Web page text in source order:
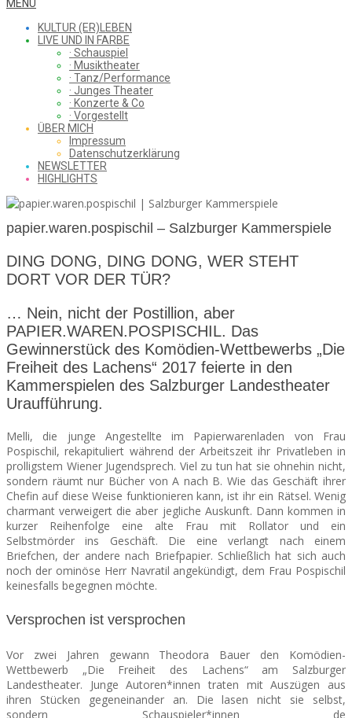
WHAT
SAW
FROM
THE
CHEAP
SEATS
Menu
MENU
KULTUR (ER)LEBEN
LIVE UND IN FARBE
· Schauspiel
· Musiktheater
· Tanz/Performance
· Junges Theater
· Konzerte & Co
· Vorgestellt
ÜBER MICH
Impressum
Datenschutzerklärung
NEWSLETTER
HIGHLIGHTS
papier.waren.pospischil – Salzburger Kammerspiele
DING DONG, DING DONG, WER STEHT
DORT VOR DER TÜR?
… Nein, nicht der Postillion, aber
PAPIER.WAREN.POSPISCHIL. Das
Gewinnerstück des Komödien-Wettbewerbs „Die
Freiheit des Lachens“ 2017 feierte in den
Kammerspielen des Salzburger Landestheater
Uraufführung.
Melli, die junge Angestellte im Papierwarenladen von Frau
Pospischil, rekapituliert während der Arbeitszeit ihr Privatleben in
prolligstem Wiener Jugendsprech. Viel zu tun hat sie ohnehin nicht,
sondern räumt nur Bücher von A nach B. Wie das Geschäft ihrer
Chefin auf diese Weise funktionieren kann, ist ihr ein Rätsel. Wenig
charmant verweigert die aber jegliche Auskunft. Dann kommen in
kurzer Reihenfolge eine alte Frau mit Rollator und ein
Selbstmörder ins Geschäft. Die eine verlangt nach einem
Briefchen, der andere nach Briefpapier. Schließlich hat sich auch
noch der ominöse Herr Navratil angekündigt, dem Frau Pospischil
keinesfalls begegnen möchte.
Versprochen ist versprochen
Vor zwei Jahren gewann Theodora Bauer den Komödien-
Wettbewerb „Die Freiheit des Lachens“ am Salzburger
Landestheater. Junge Autoren*innen traten mit Auszügen aus
ihren Stücken gegeneinander an. Die lasen nicht sie selbst,
sondern Schauspieler*innen de